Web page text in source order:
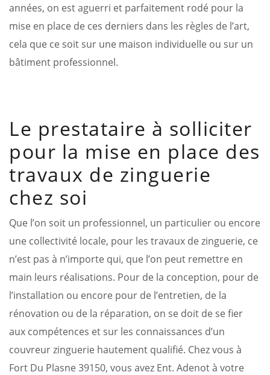
années, on est aguerri et parfaitement rodé pour la
mise en place de ces derniers dans les règles de l’art,
cela que ce soit sur une maison individuelle ou sur un
bâtiment professionnel.
Le prestataire à solliciter
pour la mise en place des
travaux de zinguerie
chez soi
Que l’on soit un professionnel, un particulier ou encore
une collectivité locale, pour les travaux de zinguerie, ce
n’est pas à n’importe qui, que l’on peut remettre en
main leurs réalisations. Pour de la conception, pour de
l’installation ou encore pour de l’entretien, de la
rénovation ou de la réparation, on se doit de se fier
aux compétences et sur les connaissances d’un
couvreur zinguerie hautement qualifié. Chez vous à
Fort Du Plasne 39150, vous avez Ent. Adenot à votre